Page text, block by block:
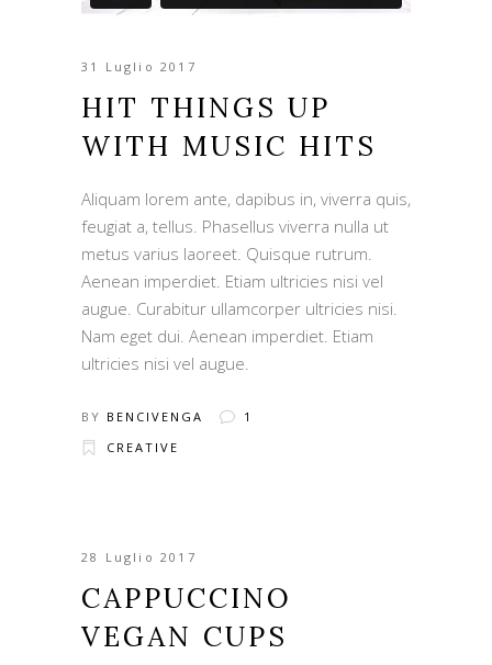
31 Luglio 2017
HIT THINGS UP
WITH MUSIC HITS
Aliquam lorem ante, dapibus in, viverra quis,
feugiat a, tellus. Phasellus viverra nulla ut
metus varius laoreet. Quisque rutrum.
Aenean imperdiet. Etiam ultricies nisi vel
augue. Curabitur ullamcorper ultricies nisi.
Nam eget dui. Aenean imperdiet. Etiam
ultricies nisi vel augue.
BY BENCIVENGA
1
CREATIVE
28 Luglio 2017
CAPPUCCINO
VEGAN CUPS